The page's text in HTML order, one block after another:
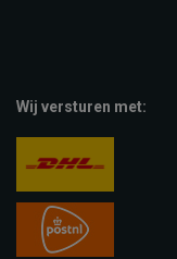
Wij versturen met: